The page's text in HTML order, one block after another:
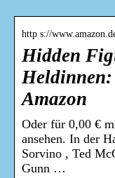
http s://
Hidden
Amazon
Oder für 0,00 €
ansehen. In der
Sorvino , Ted
Gunn …